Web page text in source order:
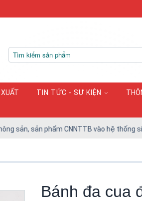
TIN TỨC - SỰ KIỆN
sản phẩm CNNTTB vào hệ thống siêu
Bánh đa cua